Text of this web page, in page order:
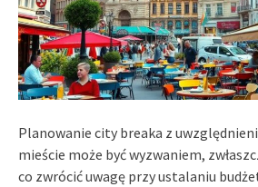
Planowanie city breaka z
mieście może być wyzwaniem,
co zwrócić uwagę przy ustalaniu